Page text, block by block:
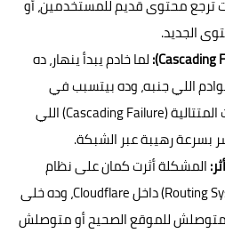
ترجع محتوى قديم للمستخدمين، أو
الجديد.
لما خادم يبدأ ينهار، ده
اللي جنبه، وده بيتسبب في
سلسلة من الانهيارات المتتالية (Cascading Failure) اللي
بسرعة رهيبة عبر الشبكة.
المشكلة أثرت كمان على نظام
توجيه الطلبات (Routing System) داخل Cloudflare، وده خلى
للموقع الصحيح أو متوصلش